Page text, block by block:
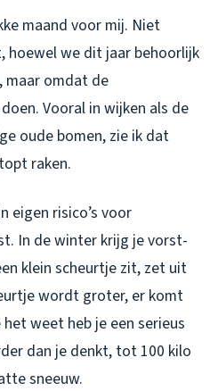
maand voor mij. Niet
hoewel we dit jaar behoorlijk
maar omdat de
Vooral in wijken als de
oude bomen, zie ik dat
raken.
eigen risico’s voor
In de winter krijg je vorst-
klein scheurtje zit, zet uit
wordt groter, er komt
weet heb je een serieus
dan je denkt, tot 100 kilo
sneeuw.